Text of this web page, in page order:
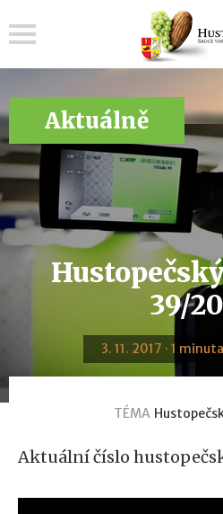
Aktuálně
39/
3. 11. 2017 · 1
TÉMA
Aktuální číslo